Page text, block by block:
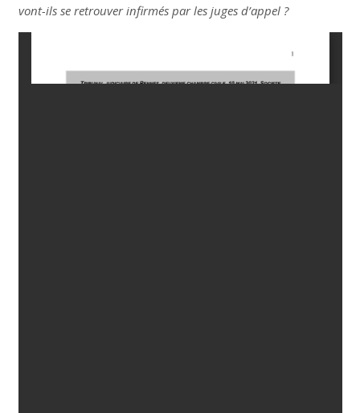
vont-ils se retrouver infirmés par les juges d’appel ?